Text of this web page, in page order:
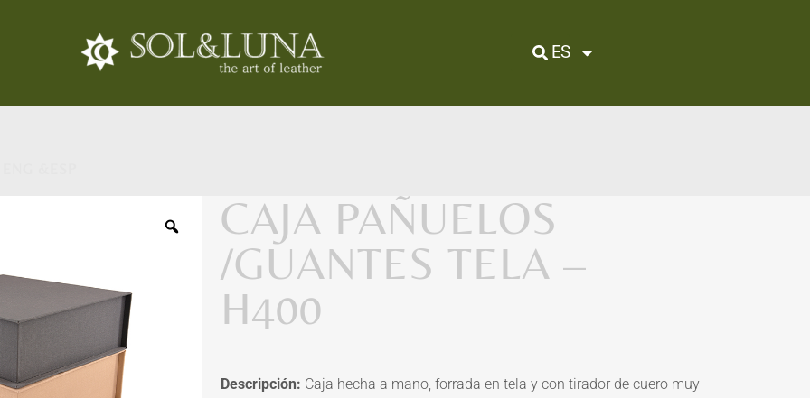
ES
CAJA PAÑUELOS
/GUANTES TELA –
H400
Descripción: Caja hecha a mano, forrada en tela y con tirador de cuero muy